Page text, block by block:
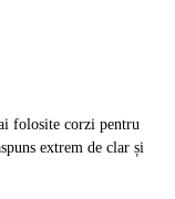
folosite corzi pentru
extrem de clar și